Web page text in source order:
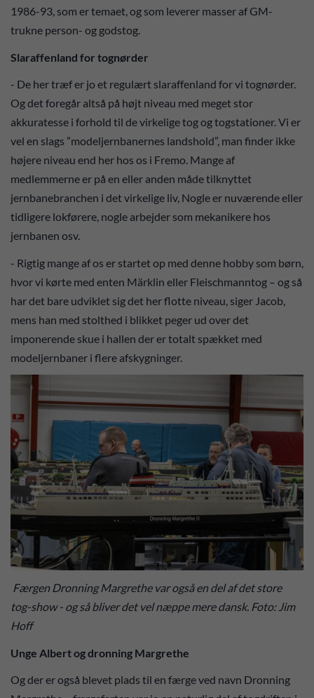
1986-93, som er temaet, og som leverer masser af GM-
trukne person- og godstog.
Slaraffenland for tognørder
- De her træf er jo et regulært slaraffenland for vi tognørder.
Og det foregår altså på højt niveau med meget stor
akkuratesse i forhold til de virkelige tog og togstationer. Vi er
vel en slags ”modeljernbanernes landshold”, man finder ikke
højere niveau end her hos os i Fremo. Mange af
medlemmerne er på en eller anden måde tilknyttet
jernbanebranchen i det virkelige liv, Nogle er nuværende eller
tidligere lokførere, nogle arbejder som mekanikere hos
jernbanen osv.
- Rigtig mange af os er startet op med denne hobby som børn,
hvor vi kørte med enten Märklin eller Fleischmanntog – og så
har det bare udviklet sig det her flotte niveau, siger Jacob,
mens han med stolthed i blikket peger ud over det
imponerende skue i hallen der er totalt spækket med
modeljernbaner i flere afskygninger.
Færgen Dronning Margrethe var også en del af det store
tog-show - og så bliver det vel næppe mere dansk. Foto: Jim
Hoff
Unge Albert og dronning Margrethe
Og der er også blevet plads til en færge ved navn Dronning